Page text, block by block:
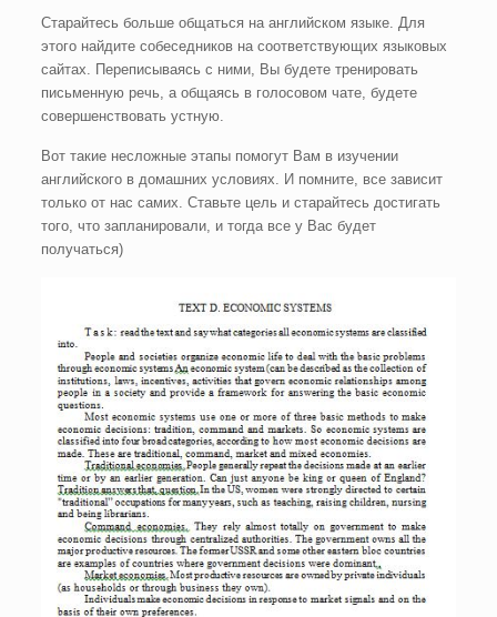
Старайтесь больше общаться на английском языке. Для
этого найдите собеседников на соответствующих языковых
сайтах. Переписываясь с ними, Вы будете тренировать
письменную речь, а общаясь в голосовом чате, будете
совершенствовать устную.
Вот такие несложные этапы помогут Вам в изучении
английского в домашних условиях. И помните, все зависит
только от нас самих. Ставьте цель и старайтесь достигать
того, что запланировали, и тогда все у Вас будет
получаться)